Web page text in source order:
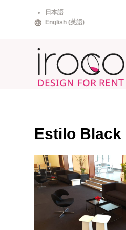
日本語
English (英語)
Estilo Black